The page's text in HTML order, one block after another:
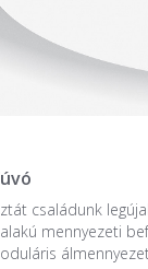
családunk
mennyezeti